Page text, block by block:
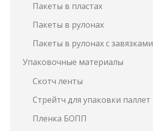
Пакеты в пластах
Пакеты в рулонах
Пакеты в рулонах с завязками
Упаковочные материалы
Скотч ленты
Стрейтч для упаковки паллет
Пленка БОПП